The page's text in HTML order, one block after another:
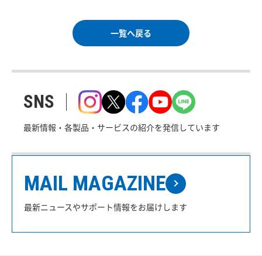
一覧へ戻る
SNS
最新情報・各製品・サービスの紹介を発信しています
MAIL MAGAZINE
最新ニュースやサポート情報をお届けします